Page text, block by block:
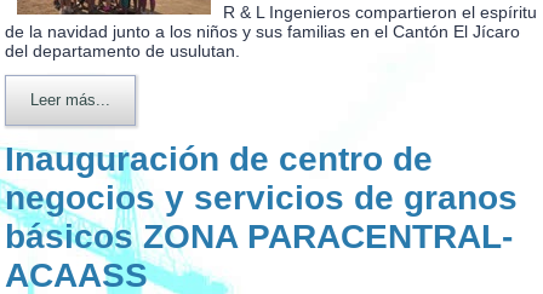
R & L Ingenieros compartieron el espíritu
de la navidad junto a los niños y sus familias en el Cantón El Jícaro
del departamento de usulutan.
Leer más...
Inauguración de centro de
negocios y servicios de granos
básicos ZONA PARACENTRAL-
ACAASS